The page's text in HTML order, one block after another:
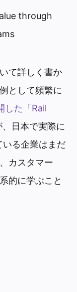
through
て詳しく書か
として頻繁に
した「Rail
日本で実際に
る企業はまだ
カスタマー
的に学ぶこと